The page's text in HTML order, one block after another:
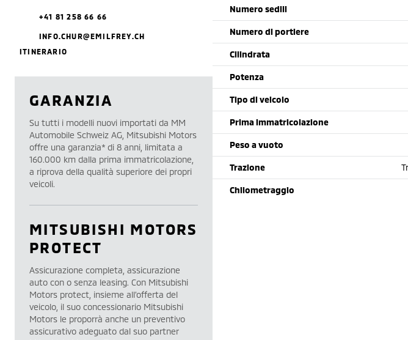
Numero sedili
Numero di portiere
Cilindrata
Potenza
Tipo di veicolo
Prima immatricolazione
Peso a vuoto
Trazione
Chilometraggio
+41 81 258 66 66
INFO.CHUR@EMILFREY.CH
ITINERARIO
GARANZIA
Su tutti i modelli nuovi importati da MM
Automobile Schweiz AG, Mitsubishi Motors
offre una garanzia* di 8 anni, limitata a
160.000 km dalla prima immatricolazione,
a riprova della qualità superiore dei propri
veicoli.
MITSUBISHI MOTORS
PROTECT
Assicurazione completa, assicurazione
auto con o senza leasing. Con Mitsubishi
Motors protect, insieme all’offerta del
veicolo, il suo concessionario Mitsubishi
Motors le proporrà anche un preventivo
assicurativo adeguato dal suo partner